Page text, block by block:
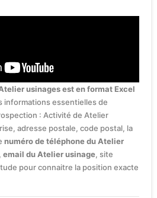
usinages est en format Excel
informations essentielles de
: Activité de Atelier
adresse postale, code postal, la
numéro de téléphone du Atelier
email du Atelier usinage, site
pour connaitre la position exacte